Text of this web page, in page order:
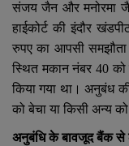
संजय जैन और मनोरमा
हाईकोर्ट की इंदौर
रुपए का आपसी
स्थित मकान नंबर 40 को
किया गया था। अनुबंध
को बेचा या किसी अन्य
अनुबंधि के बावजूद बैंक से